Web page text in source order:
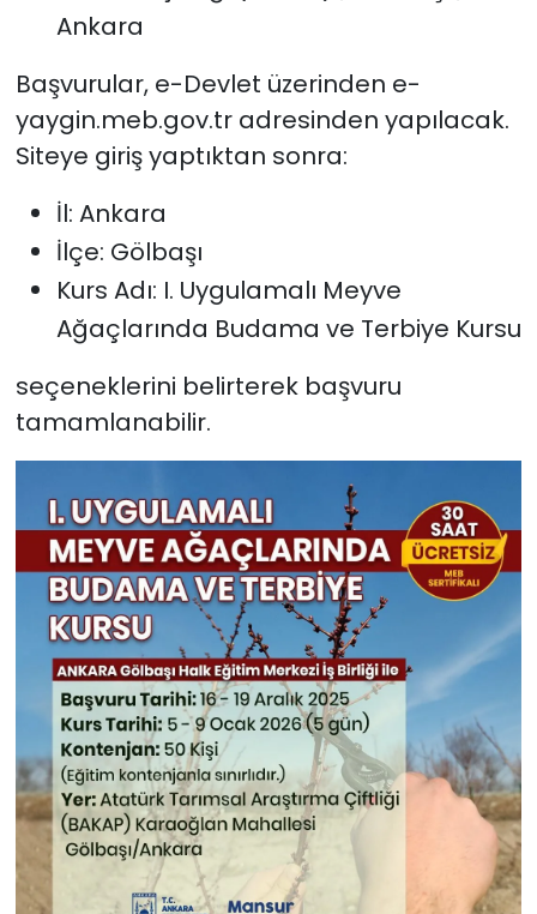
Ankara
Başvurular, e-Devlet üzerinden e-
yaygin.meb.gov.tr adresinden yapılacak.
Siteye giriş yaptıktan sonra:
İl: Ankara
İlçe: Gölbaşı
Kurs Adı: I. Uygulamalı Meyve
Ağaçlarında Budama ve Terbiye Kursu
seçeneklerini belirterek başvuru
tamamlanabilir.